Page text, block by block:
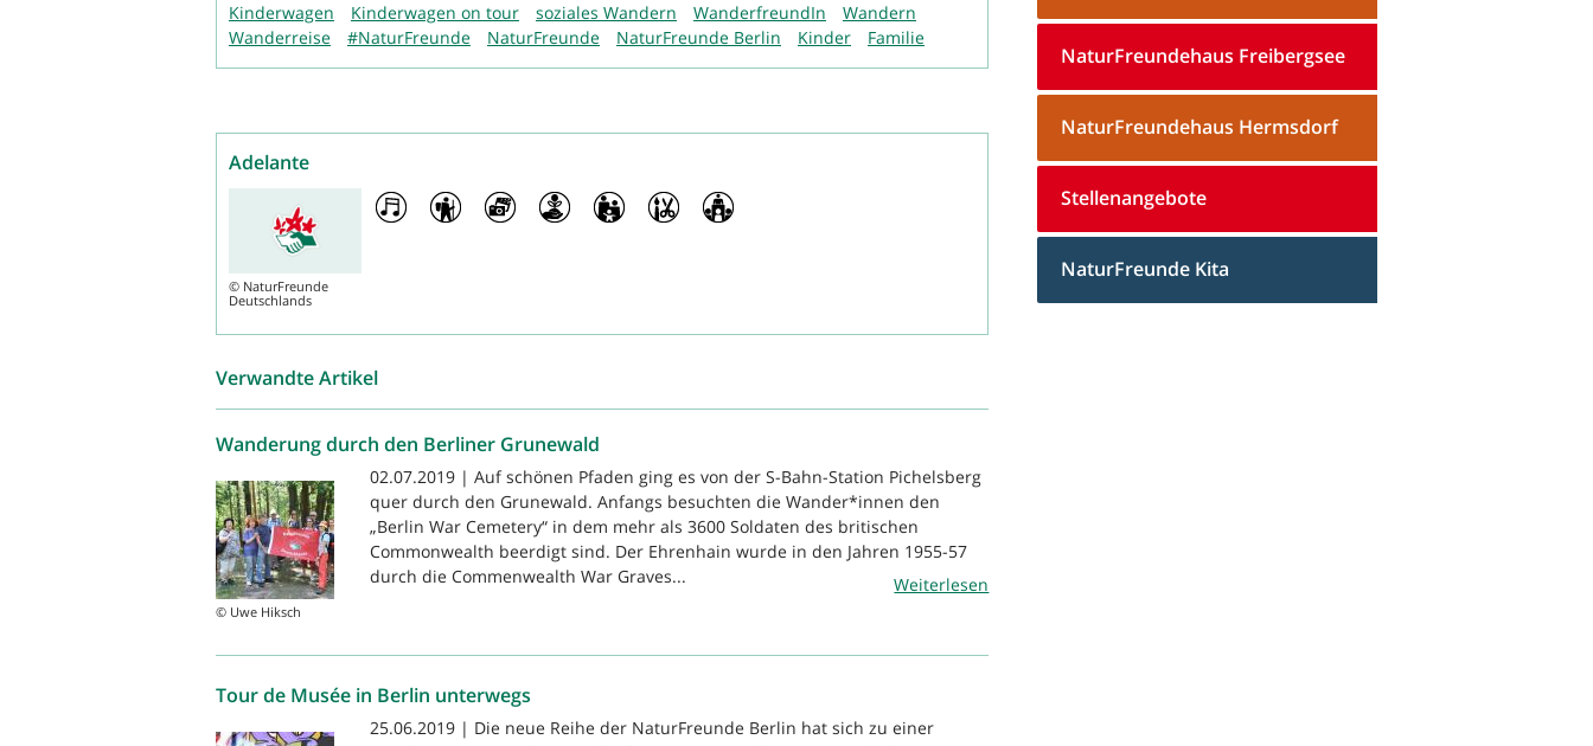
Kinderwagen Kinderwagen on tour soziales Wandern WanderfreundIn
Wandern
Wanderreise
#NaturFreunde NaturFreunde NaturFreunde Berlin Kinder Familie
Adelante
© NaturFreunde
Deutschlands
Verwandte Artikel
Wanderung durch den Berliner Grunewald
© Uwe Hiksch
02.07.2019 | Auf schönen Pfaden ging es von der S-Bahn-Station Pichelsberg
quer durch den Grunewald. Anfangs besuchten die Wander*innen den
„Berlin War Cemetery“ in dem mehr als 3600 Soldaten des britischen
Commonwealth beerdigt sind. Der Ehrenhain wurde in den Jahren 1955-57
durch die Commenwealth War Graves...
Weiterlesen
Tour de Musée in Berlin unterwegs
25.06.2019 | Die neue Reihe der NaturFreunde Berlin hat sich zu einer
NaturFreundehaus Freibergsee
NaturFreundehaus Hermsdorf
Stellenangebote
NaturFreunde Kita